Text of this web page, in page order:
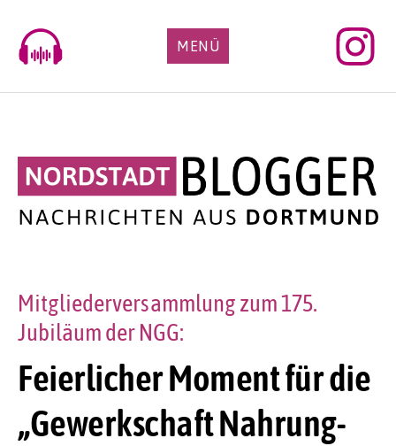
content
MENÜ
Feierlicher Moment für die
„Gewerkschaft Nahrung-
Mitgliederversammlung zum 175.
Jubiläum der NGG: